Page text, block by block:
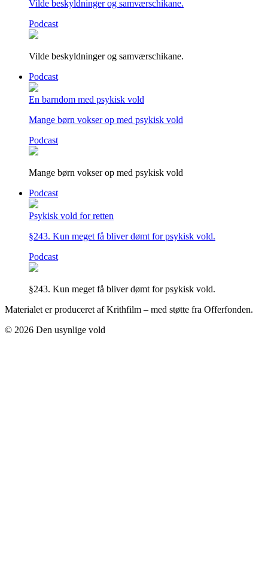
Vilde beskyldninger og samværschikane.
Podcast
Vilde beskyldninger og samværschikane.
Podcast
En barndom med psykisk vold
Mange børn vokser op med psykisk vold
Podcast
Mange børn vokser op med psykisk vold
Podcast
Psykisk vold for retten
§243. Kun meget få bliver dømt for psykisk vold.
Podcast
§243. Kun meget få bliver dømt for psykisk vold.
Materialet er produceret af Krithfilm – med støtte fra Offerfonden.
© 2026 Den usynlige vold